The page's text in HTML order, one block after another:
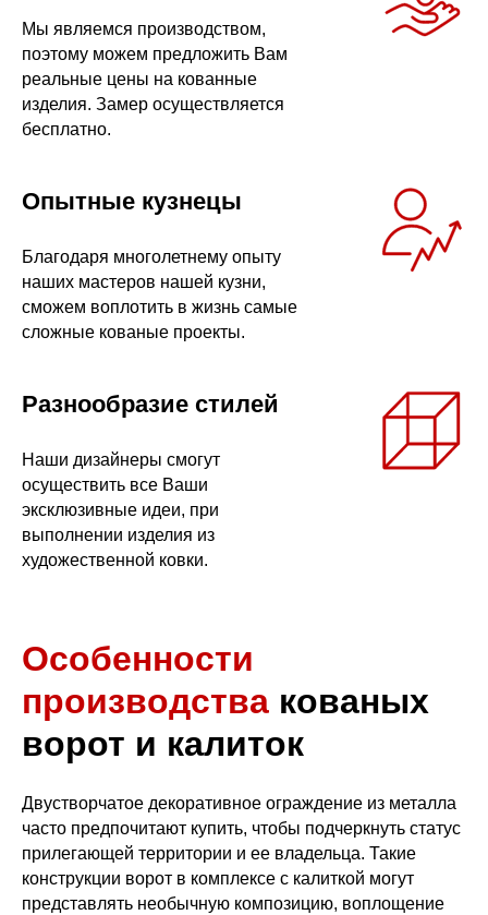
Мы являемся производством,
поэтому можем предложить Вам
реальные цены на кованные
изделия. Замер осуществляется
бесплатно.
Опытные кузнецы
Благодаря многолетнему опыту
наших мастеров нашей кузни,
сможем воплотить в жизнь самые
сложные кованые проекты.
Разнообразие стилей
Наши дизайнеры смогут
осуществить все Ваши
эксклюзивные идеи, при
выполнении изделия из
художественной ковки.
Особенности
производства кованых
ворот и калиток
Двустворчатое декоративное ограждение из металла
часто предпочитают купить, чтобы подчеркнуть статус
прилегающей территории и ее владельца. Такие
конструкции ворот в комплексе с калиткой могут
представлять необычную композицию, воплощение